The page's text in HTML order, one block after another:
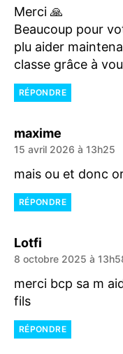
Merci 🙏
Beaucoup pour
plu aider
classe grâce à
RÉPONDRE
maxime
15 avril 2026 à 13h25
mais ou et donc
RÉPONDRE
Lotfi
8 octobre 2025 à
merci bcp sa m
fils
RÉPONDRE